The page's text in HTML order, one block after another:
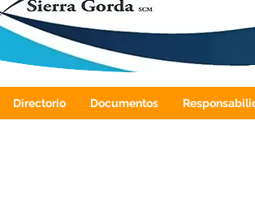
Directorio Documentos